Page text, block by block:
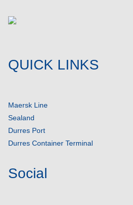
QUICK LINKS
Maersk Line
Sealand
Durres Port
Durres Container Terminal
Social